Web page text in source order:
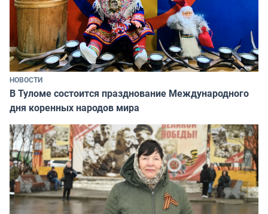
НОВОСТИ
В Туломе состоится празднование Международного
дня коренных народов мира